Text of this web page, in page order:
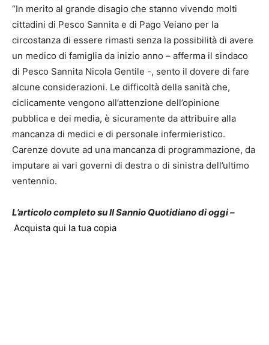
“In merito al grande disagio che stanno vivendo molti
cittadini di Pesco Sannita e di Pago Veiano per la
circostanza di essere rimasti senza la possibilità di avere
un medico di famiglia da inizio anno – afferma il sindaco
di Pesco Sannita Nicola Gentile -, sento il dovere di fare
alcune considerazioni. Le difficoltà della sanità che,
ciclicamente vengono all’attenzione dell’opinione
pubblica e dei media, è sicuramente da attribuire alla
mancanza di medici e di personale infermieristico.
Carenze dovute ad una mancanza di programmazione, da
imputare ai vari governi di destra o di sinistra dell’ultimo
ventennio.
L’articolo completo su Il Sannio Quotidiano di oggi –
Acquista qui la tua copia